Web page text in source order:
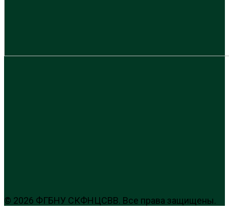
© 2026 ФГБНУ СКФНЦСВВ. Все права защищены.